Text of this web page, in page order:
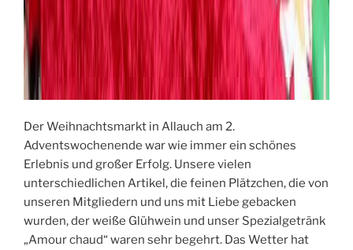
Der Weihnachtsmarkt in Allauch am 2.
Adventswochenende war wie immer ein schönes
Erlebnis und großer Erfolg. Unsere vielen
unterschiedlichen Artikel, die feinen Plätzchen, die von
unseren Mitgliedern und uns mit Liebe gebacken
wurden, der weiße Glühwein und unser Spezialgetränk
„Amour chaud“ waren sehr begehrt. Das Wetter hat